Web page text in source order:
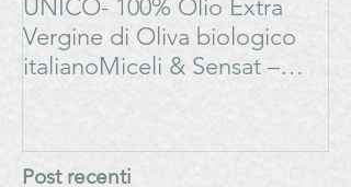
UNICO- 100% Olio Extra
Vergine di Oliva biologico
italianoMiceli & Sensat –
Post recenti